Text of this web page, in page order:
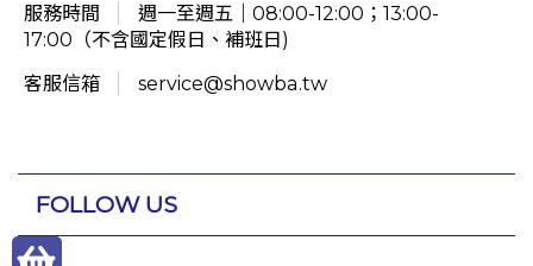
服務時間
週一至週五｜08:00-12:00；13:00-
17:00（不含國定假日、補班日)
客服信箱
service@showba.tw
FOLLOW US